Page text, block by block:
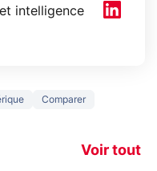
intelligence
Comparer
Voir tout
5
prochaine